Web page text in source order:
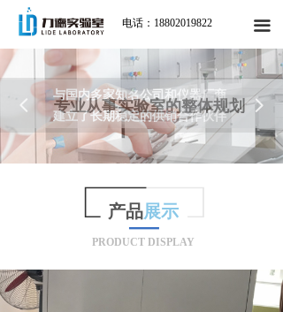
끀
与国内多家知名公司和仪器厂商
建立了长期稳定的供销合作伙伴
专业从事实验室的整体规划
넳 넲
电话：18802019822
产品展示
PRODUCT DISPLAY